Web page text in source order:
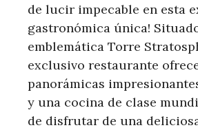
de lucir impecable en esta
gastronómica única!
emblemática Torre
exclusivo restaurante
panorámicas
y una cocina de clase
de disfrutar de una